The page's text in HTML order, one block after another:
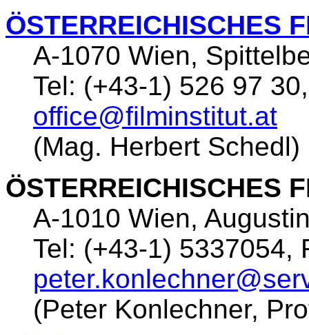
ÖSTERREICHISCHES
A-1070 Wien,
Tel: (+43-1) 526 97
office@filminstitut.at
(Mag. Herbert Schedl)
ÖSTERREICHISCHES
A-1010 Wien,
Tel: (+43-1) 5337054,
(Peter Konlechner,